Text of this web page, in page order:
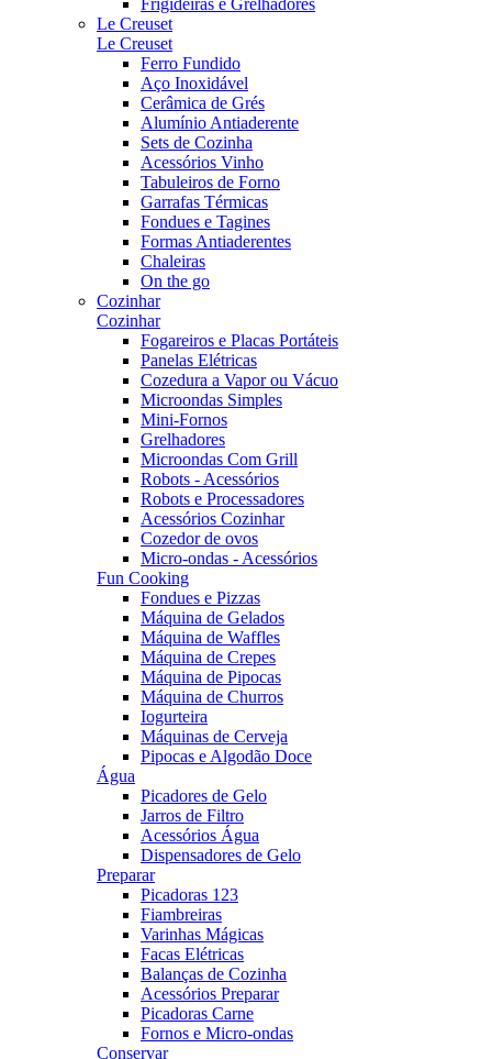
Frigideiras e Grelhadores
Le Creuset
Le Creuset
Ferro Fundido
Aço Inoxidável
Cerâmica de Grés
Alumínio Antiaderente
Sets de Cozinha
Acessórios Vinho
Tabuleiros de Forno
Garrafas Térmicas
Fondues e Tagines
Formas Antiaderentes
Chaleiras
On the go
Cozinhar
Cozinhar
Fogareiros e Placas Portáteis
Panelas Elétricas
Cozedura a Vapor ou Vácuo
Microondas Simples
Mini-Fornos
Grelhadores
Microondas Com Grill
Robots - Acessórios
Robots e Processadores
Acessórios Cozinhar
Cozedor de ovos
Micro-ondas - Acessórios
Fun Cooking
Fondues e Pizzas
Máquina de Gelados
Máquina de Waffles
Máquina de Crepes
Máquina de Pipocas
Máquina de Churros
Iogurteira
Máquinas de Cerveja
Pipocas e Algodão Doce
Água
Picadores de Gelo
Jarros de Filtro
Acessórios Água
Dispensadores de Gelo
Preparar
Picadoras 123
Fiambreiras
Varinhas Mágicas
Facas Elétricas
Balanças de Cozinha
Acessórios Preparar
Picadoras Carne
Fornos e Micro-ondas
Conservar